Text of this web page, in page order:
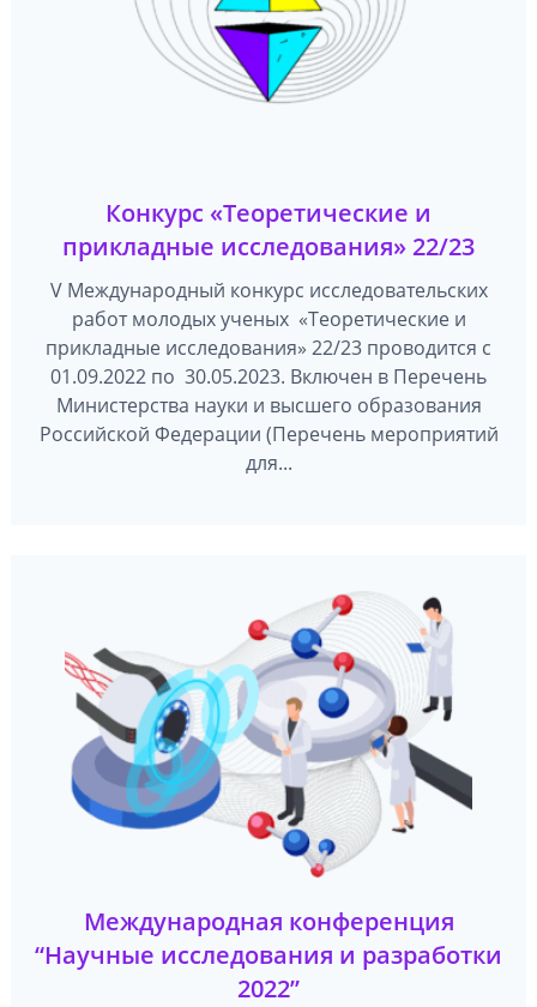
Конкурс «Теоретические и
прикладные исследования» 22/23
V Международный конкурс исследовательских
работ молодых ученых «Теоретические и
прикладные исследования» 22/23 проводится с
01.09.2022 по 30.05.2023. Включен в Перечень
Министерства науки и высшего образования
Российской Федерации (Перечень мероприятий
для...
Международная конференция
“Научные исследования и разработки
2022”